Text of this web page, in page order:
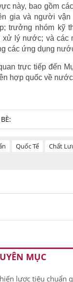
này, bao gồm
gia và người vận
trưởng nhóm kỹ
xử lý nước; và các
các ứng dụng
trực tiếp đến
hợp quốc về
Quốc Tế Chất
MỤC
lược tiêu chuẩn